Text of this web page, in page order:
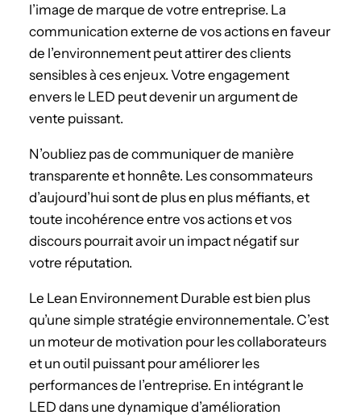
l’image de marque de votre entreprise. La
communication externe de vos actions en faveur
de l’environnement peut attirer des clients
sensibles à ces enjeux. Votre engagement
envers le LED peut devenir un argument de
vente puissant.
N’oubliez pas de communiquer de manière
transparente et honnête. Les consommateurs
d’aujourd’hui sont de plus en plus méfiants, et
toute incohérence entre vos actions et vos
discours pourrait avoir un impact négatif sur
votre réputation.
Le Lean Environnement Durable est bien plus
qu’une simple stratégie environnementale. C’est
un moteur de motivation pour les collaborateurs
et un outil puissant pour améliorer les
performances de l’entreprise. En intégrant le
LED dans une dynamique d’amélioration